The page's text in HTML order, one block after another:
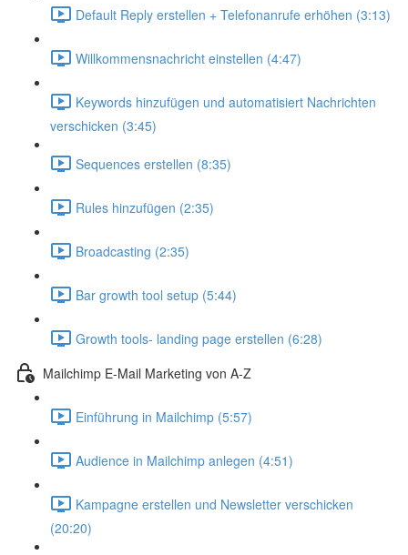
Default Reply erstellen + Telefonanrufe erhöhen (3:13)
Willkommensnachricht einstellen (4:47)
Keywords hinzufügen und automatisiert Nachrichten
verschicken (3:45)
Sequences erstellen (8:35)
Rules hinzufügen (2:35)
Broadcasting (2:35)
Bar growth tool setup (5:44)
Growth tools- landing page erstellen (6:28)
Mailchimp E-Mail Marketing von A-Z
Einführung in Mailchimp (5:57)
Audience in Mailchimp anlegen (4:51)
Kampagne erstellen und Newsletter verschicken
(20:20)